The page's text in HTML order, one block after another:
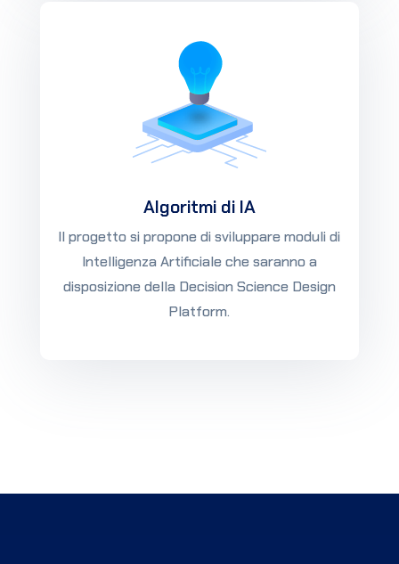
Algoritmi di IA
Il progetto si propone di sviluppare moduli di
Intelligenza Artificiale che saranno a
disposizione della Decision Science Design
Platform.